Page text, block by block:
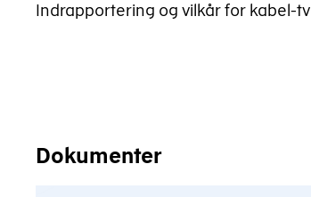
Indrapportering og vilkår for kabel-tv
Dokumenter